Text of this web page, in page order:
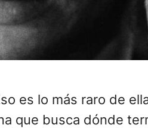
es lo más raro de
que busca dónde